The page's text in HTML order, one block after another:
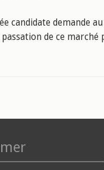
candidate demande
de ce marché